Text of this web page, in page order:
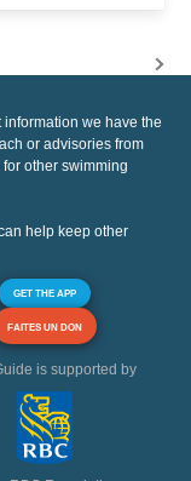
we have the
or advisories from
other swimming
help keep other
GET THE APP
FAITES UN DON
is supported by